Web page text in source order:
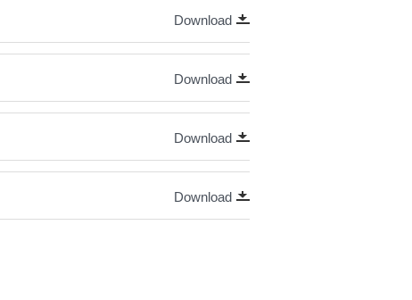
Download
Download
Download
Download